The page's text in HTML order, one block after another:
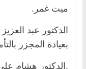
ميت غمر.
الدكتور عبد
بعيادة المجزر
.الدكتور هشام